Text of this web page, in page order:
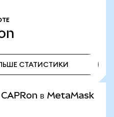
СТАТИСТИКИ
CAPRon в MetaMask